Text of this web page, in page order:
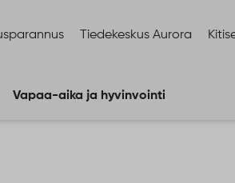
Tiedekeskus Aurora
Vapaa-aika ja hyvinvointi